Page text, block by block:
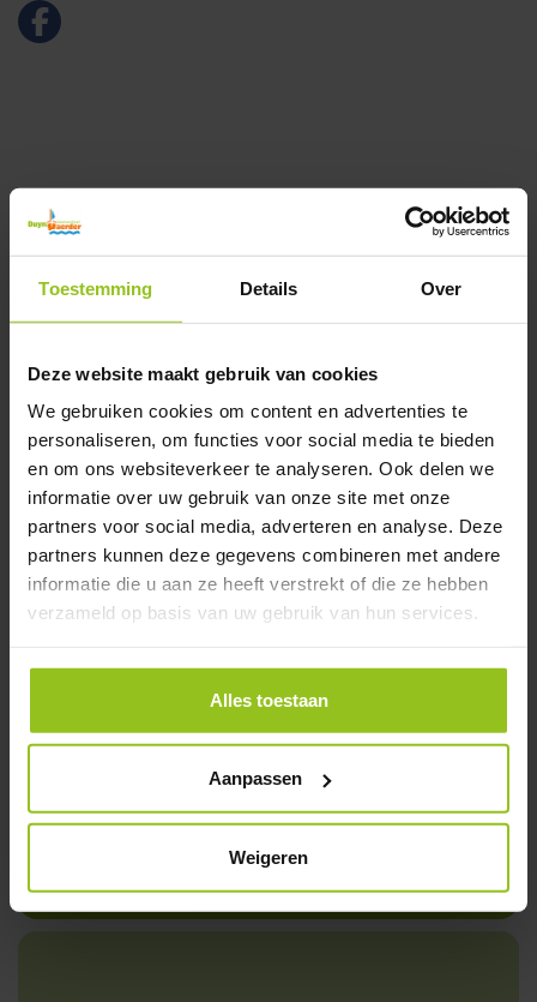
Toestemming Details Over
Deze website maakt gebruik van cookies
We gebruiken cookies om content en advertenties te
personaliseren, om functies voor social media te bieden
en om ons websiteverkeer te analyseren. Ook delen we
informatie over uw gebruik van onze site met onze
partners voor social media, adverteren en analyse. Deze
partners kunnen deze gegevens combineren met andere
informatie die u aan ze heeft verstrekt of die ze hebben
verzameld op basis van uw gebruik van hun services.
Alles toestaan
Aanpassen
Weigeren